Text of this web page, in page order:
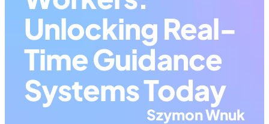
Unlocking Real-
Time Guidance
Systems Today
Szymon Wnuk